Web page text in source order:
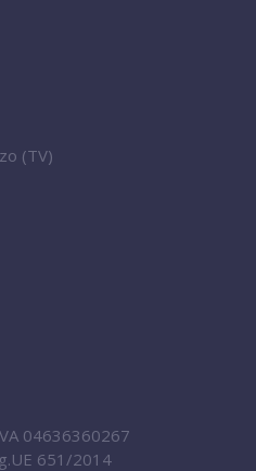
(TV)
04636360267
651/2014